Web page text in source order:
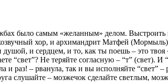
самым «желанным» делом. Выстроить
хор, и архимандрит Матфей
и сердцем, и то, как ты поешь – это
“свет”? Не теряйте согласную – “т” (свет).
и раз! – рванула, так и вы исполняйте “свет”
слушайте – мозжечок сделайте светлым,